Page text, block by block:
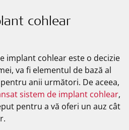
cohlear
implant cohlear este o decizie
va fi elementul de bază al
anii următori. De aceea,
sistem de implant cohlear,
pentru a vă oferi un auz cât